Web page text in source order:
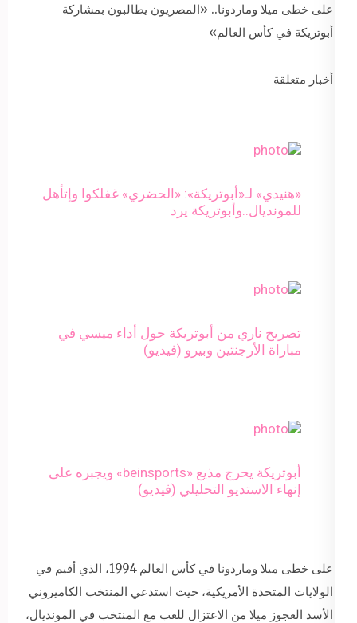
على خطى ميلا وماردونا.. «المصريون يطالبون بمشاركة
أبوتريكة في كأس العالم»
أخبار متعلقة
«هنيدي» لـ«أبوتريكة»: «الحضري» غفلكوا وإتأهل
للمونديال..وأبوتريكة يرد
تصريح ناري من أبوتريكة حول أداء ميسي في
مباراة الأرجنتين وبيرو (فيديو)
أبوتريكة يحرج مذيع «beinsports» ويجبره على
إنهاء الاستديو التحليلي (فيديو)
على خطى ميلا وماردونا في كأس العالم 1994، الذي أقيم في
الولايات المتحدة الأمريكية، حيث استدعي المنتخب الكاميروني
الأسد العجوز ميلا من الاعتزال للعب مع المنتخب في المونديال،